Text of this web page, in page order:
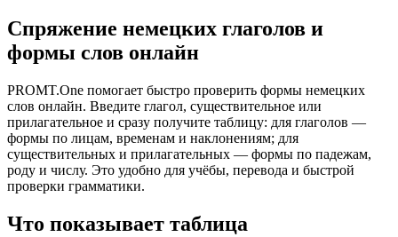
Спряжение немецких глаголов и
формы слов онлайн
PROMT.One помогает быстро проверить формы немецких
слов онлайн. Введите глагол, существительное или
прилагательное и сразу получите таблицу: для глаголов —
формы по лицам, временам и наклонениям; для
существительных и прилагательных — формы по падежам,
роду и числу. Это удобно для учёбы, перевода и быстрой
проверки грамматики.
Что показывает таблица